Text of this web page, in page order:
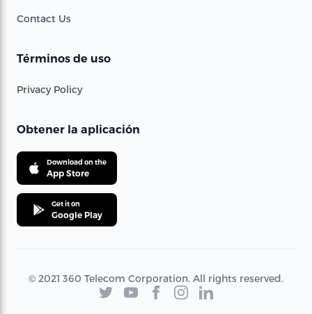
Contact Us
Términos de uso
Privacy Policy
Obtener la aplicación
Download on the
App Store
Get it on
Google Play
© 2021 360 Telecom Corporation. All rights reserved.